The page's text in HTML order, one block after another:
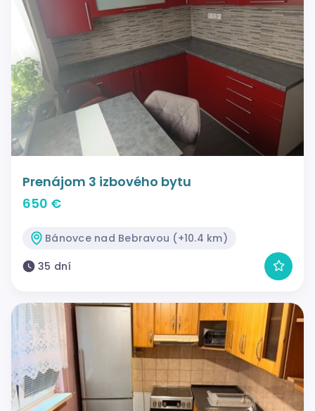
Prenájom 3 izbového bytu
650 €
Bánovce nad Bebravou (+10.4 km)
35 dní